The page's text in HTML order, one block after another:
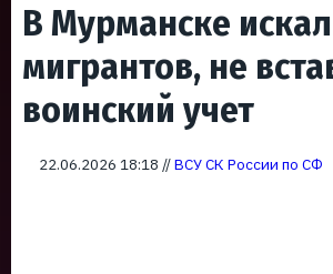
В Мурманске
мигрантов, не
воинский учет
22.06.2026 18:18 //ВСУ СК России по СФ